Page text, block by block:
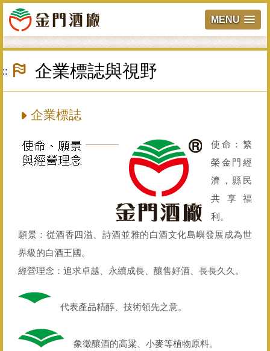
MENU
跳
主
::: 企業標誌與視野
企業標誌
使命：繁
榮金門經
濟，縣民
共享福
利。
願景：從酒香四溢、詩酒並雅的白酒文化島嶼發展成為世
界級的白酒王國。
經營理念：追求卓越、永續成長、釀售好酒、長長久久。
代表產品精醇、技術領先之意。
象徵釀酒的高粱、小麥等植物原料。